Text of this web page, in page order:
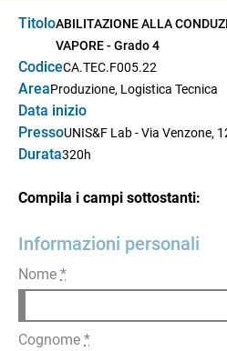
TitoloABILITAZIONE ALLA
VAPORE - Grado 4
CodiceCA.TEC.F005.22
AreaProduzione, Logistica Tecnica
Data inizio
PressoUNIS&F Lab - Via Venzone,
Durata320h
Compila i campi sottostanti:
Informazioni personali
Nome *
Cognome *